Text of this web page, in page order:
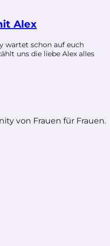
Alex
wartet schon auf euch
uns die liebe Alex alles
von Frauen für Frauen.